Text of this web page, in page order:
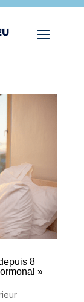
8
»